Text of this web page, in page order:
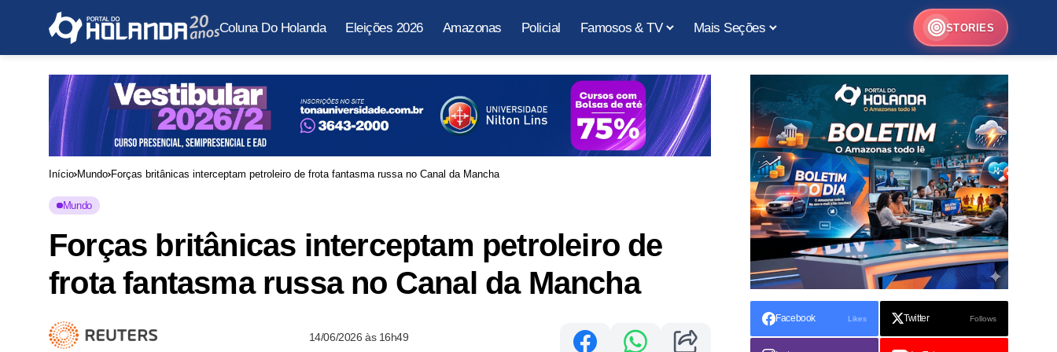
Coluna Do Holanda Eleições 2026 Amazonas Policial Famosos & TV Mais Seções STORIES
Início Mundo Forças britânicas interceptam petroleiro de frota fantasma russa no Canal da Mancha
Mundo
Forças britânicas interceptam petroleiro de
frota fantasma russa no Canal da Mancha
14/06/2026 às 16h49
Facebook Likes Twitter Follows